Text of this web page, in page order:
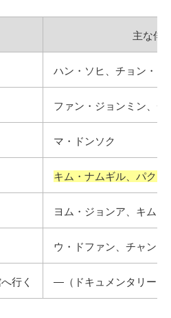
主な俳
ハン・ソヒ、チョン・ジ
ファン・ジョンミン、チ
マ・ドンソク
キム・ナムギル、パク・
ヨム・ジョンア、キム・
ウ・ドファン、チャン・
行く ―（ドキュメンタリー）